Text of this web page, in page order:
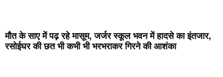
मौत के साए में पढ़ रहे मासूम, जर्जर स्कूल भवन में हादसे का इंतजार,
रसोईघर की छत भी कभी भी भरभराकर गिरने की आशंका